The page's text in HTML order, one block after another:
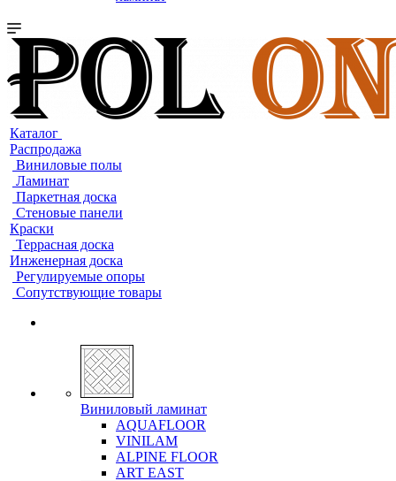
Каталог
Распродажа
Виниловые полы
Ламинат
Паркетная доска
Стеновые панели
Краски
Террасная доска
Инженерная доска
Регулируемые опоры
Сопутствующие товары
Виниловый ламинат
AQUAFLOOR
VINILAM
ALPINE FLOOR
ART EAST